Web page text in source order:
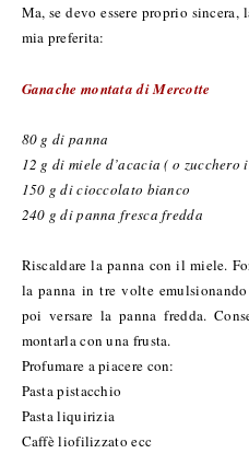
Ma, se devo essere proprio sincera,
mia preferita:
Ganache montata di Mercotte
80 g di panna
12 g di miele d’acacia ( o
150 g di cioccolato bianco
240 g di panna fresca fredda
Riscaldare la panna con il miele.
la panna in tre volte
poi versare la panna fredda.
montarla con una frusta.
Profumare a piacere con:
Pasta pistacchio
Pasta liquirizia
Caffè liofilizzato ecc